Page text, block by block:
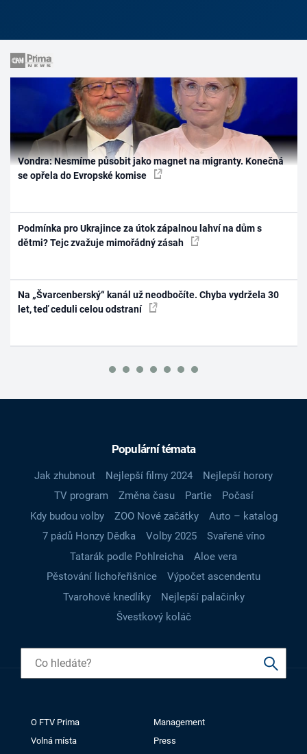
Vondra: Nesmíme působit jako magnet na migranty. Konečná
se opřela do Evropské komise
Podmínka pro Ukrajince za útok zápalnou lahví na dům s
dětmi? Tejc zvažuje mimořádný zásah
Na „Švarcenberský“ kanál už neodbočíte. Chyba vydržela 30
let, teď ceduli celou odstraní
Populární témata
Jak zhubnout Nejlepší filmy 2024
Nejlepší horory
TV program
Změna času Partie
Počasí
Kdy budou volby
ZOO Nové začátky
Auto – katalog
7 pádů Honzy Dědka
Volby 2025
Svařené víno
Tatarák podle Pohlreicha
Aloe vera
Pěstování lichořeřišnice
Výpočet ascendentu
Tvarohové knedlíky
Nejlepší palačinky
Švestkový koláč
O FTV Prima
Management
Volná místa
Press